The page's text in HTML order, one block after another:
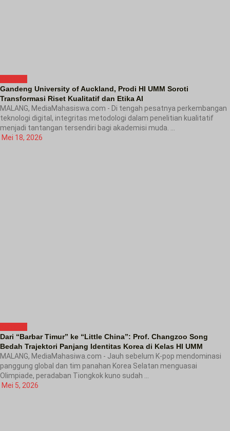
Gandeng University of Auckland, Prodi HI UMM Soroti
Transformasi Riset Kualitatif dan Etika AI
MALANG, MediaMahasiswa.com - Di tengah pesatnya perkembangan
teknologi digital, integritas metodologi dalam penelitian kualitatif
menjadi tantangan tersendiri bagi akademisi muda. ...
Mei 18, 2026
Dari “Barbar Timur” ke “Little China”: Prof. Changzoo Song
Bedah Trajektori Panjang Identitas Korea di Kelas HI UMM
MALANG, MediaMahasiwa.com - Jauh sebelum K-pop mendominasi
panggung global dan tim panahan Korea Selatan menguasai
Olimpiade, peradaban Tiongkok kuno sudah ...
Mei 5, 2026